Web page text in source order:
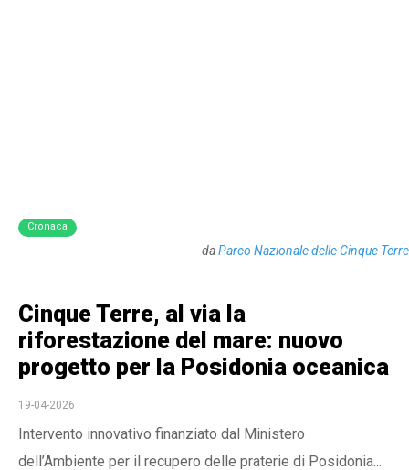
Cronaca
daParco Nazionale delle Cinque Terre
Cinque Terre, al via la
riforestazione del mare: nuovo
progetto per la Posidonia oceanica
19-04-2026
Intervento innovativo finanziato dal Ministero
dell’Ambiente per il recupero delle praterie di Posidonia...